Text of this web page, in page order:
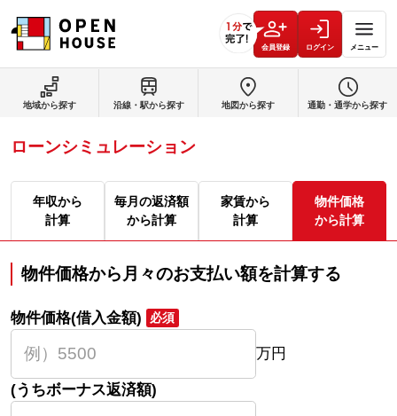
会員登録 ログイン メニュー
地域から探す 沿線・駅から探す 地図から探す 通勤・通学から探す
ローンシミュレーション
年収から
計算
毎月の返済額
から計算
家賃から
計算
物件価格
から計算
物件価格から月々のお支払い額を計算する
物件価格(借入金額) 必須
万円
(うちボーナス返済額)